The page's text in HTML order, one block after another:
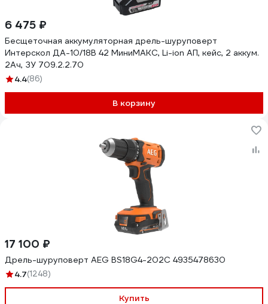
6 475 ₽
Бесщеточная аккумуляторная дрель-шуруповерт
Интерскол ДА-10/18В 42 МиниМАКС, Li-ion АП, кейс, 2 аккум.
2Ач, ЗУ 709.2.2.70
4.4(86)
В корзину
17 100 ₽
Дрель-шуруповерт AEG BS18G4-202C 4935478630
4.7(1248)
Купить